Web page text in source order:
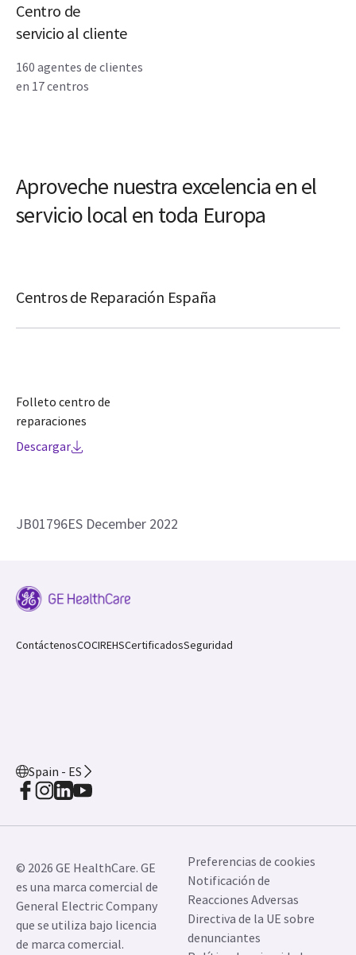
Centro de
servicio al cliente
160 agentes de clientes
en 17 centros
Aproveche nuestra excelencia en el
servicio local en toda Europa
Centros de Reparación España
Folleto centro de
reparaciones
Descargar
JB01796ES December 2022
ContáctenosCOCIREHSCertificadosSeguridad
Spain - ES
© 2026 GE HealthCare. GE
es una marca comercial de
General Electric Company
que se utiliza bajo licencia
de marca comercial.
Preferencias de cookies
Notificación de
Reacciones Adversas
Directiva de la UE sobre
denunciantes